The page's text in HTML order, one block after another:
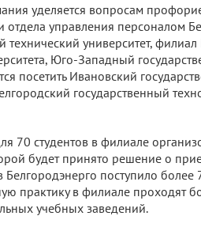
уделяется вопросам
отдела управления персоналом
технический университет,
Юго-Западный
посетить Ивановский
государственный
70 студентов в филиале
будет принято решение о
Белгородэнерго поступило более
практику в филиале проходят
учебных заведений.